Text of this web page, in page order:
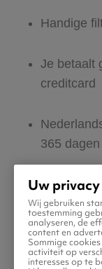
Handige
Je betaalt
creditcard
365
Zeker van
Boek ook
in Nyaung
Uw
Wij gebruiken
toestemming
analyseren, de
content en
Sommige
activiteit op
interesses op te